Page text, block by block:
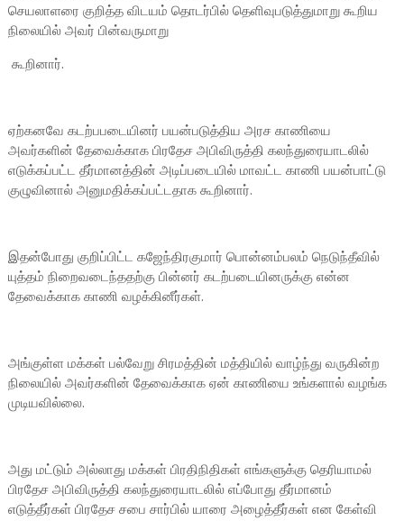
செயலாளரை குறித்த விடயம் தொடர்பில் தெளிவுபடுத்துமாறு கூறிய
நிலையில் அவர் பின்வருமாறு
கூறினார்.
ஏற்கனவே கடற்பபடையினர் பயன்படுத்திய அரச காணியை
அவர்களின் தேவைக்காக பிரதேச அபிவிருத்தி கலந்துரையாடலில்
எடுக்கப்பட்ட தீர்மானத்தின் அடிப்படையில் மாவட்ட காணி பயன்பாட்டு
குழுவினால் அனுமதிக்கப்பட்டதாக கூறினார்.
இதன்போது குறிப்பிட்ட கஜேந்திரகுமார் பொன்னம்பலம் நெடுந்தீவில்
யுத்தம் நிறைவடைந்ததற்கு பின்னர் கடற்படையினருக்கு என்ன
தேவைக்காக காணி வழக்கினீர்கள்.
அங்குள்ள மக்கள் பல்வேறு சிரமத்தின் மத்தியில் வாழ்ந்து வருகின்ற
நிலையில் அவர்களின் தேவைக்காக ஏன் காணியை உங்களால் வழங்க
முடியவில்லை.
அது மட்டும் அல்லாது மக்கள் பிரதிநிதிகள் எங்களுக்கு தெரியாமல்
பிரதேச அபிவிருத்தி கலந்துரையாடலில் எப்போது தீர்மானம்
எடுத்தீர்கள் பிரதேச சபை சார்பில் யாரை அழைத்தீர்கள் என கேள்வி